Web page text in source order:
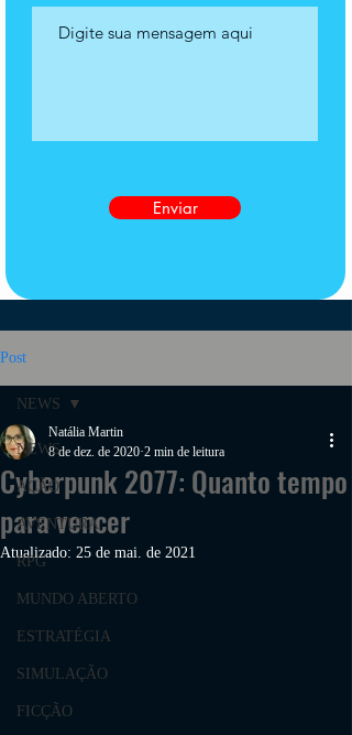
Enviar
Post
NEWS
AÇÃO
AVENTURA
RPG
MUNDO ABERTO
ESTRATÉGIA
SIMULAÇÃO
FICÇÃO
NEWS
Cyberpunk 2077: Quanto tempo
para vencer
Natália Martin
8 de dez. de 2020 2 min de leitura
Atualizado: 25 de mai. de 2021